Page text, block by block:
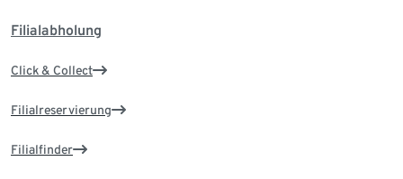
Filialabholung
Click & Collect
Filialreservierung
Filialfinder